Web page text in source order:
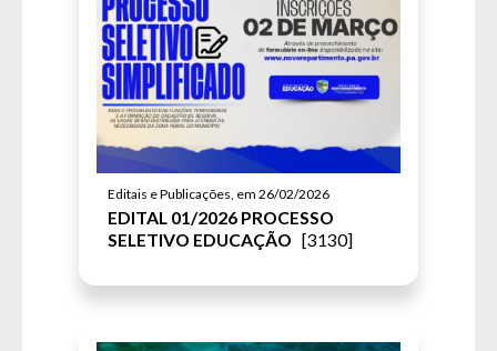
Editais e Publicações, em 26/02/2026
EDITAL 01/2026 PROCESSO
SELETIVO EDUCAÇÃO [3130]